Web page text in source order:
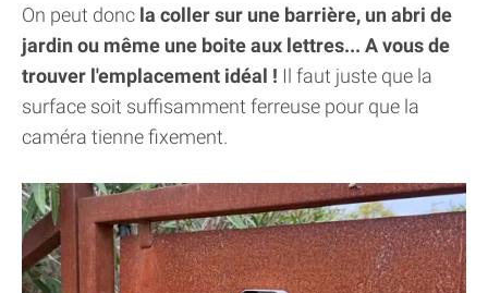
On peut donc la coller sur une barrière, un abri de
jardin ou même une boite aux lettres... A vous de
trouver l'emplacement idéal ! Il faut juste que la
surface soit suffisamment ferreuse pour que la
caméra tienne fixement.